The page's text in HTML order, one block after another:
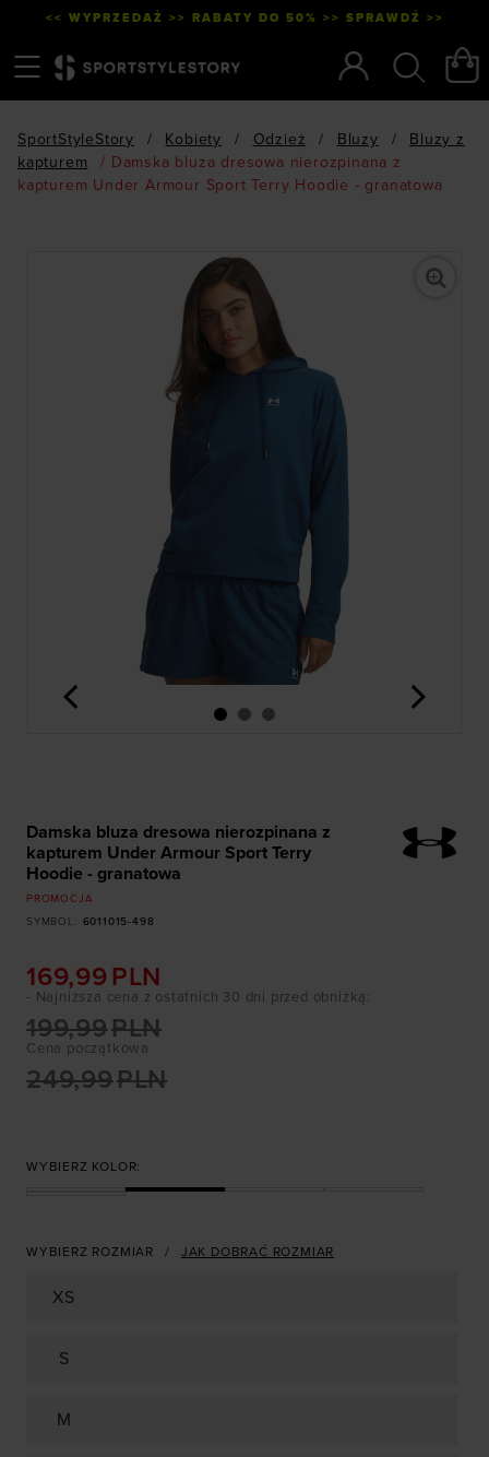
<< WYPRZEDAŻ >> RABATY DO 50% >> SPRAWDŹ >>
SportStyleStory / Kobiety / Odzież / Bluzy /
Bluzy z
kapturem
/ Damska bluza dresowa nierozpinana z
kapturem Under Armour Sport Terry Hoodie - granatowa
<
Damska bluza dresowa nierozpinana z
kapturem Under Armour Sport Terry
Hoodie - granatowa
PROMOCJA
SYMBOL
6011015-498
169,99 PLN
Cena początkowa
249,99PLN
199,99PLN
- Najniższa cena z ostatnich 30 dni przed obniżką:
WYBIERZ KOLOR:
WYBIERZ ROZMIAR JAK DOBRAĆ ROZMIAR
XS
S
M